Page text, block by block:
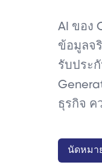
AI ของ
ข้อมูลจ
รับประ
ธุรกิจ ค
นัดหมา